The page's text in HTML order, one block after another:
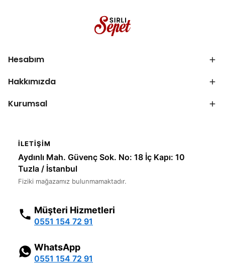
Hesabım
Hakkımızda
Kurumsal
İLETIŞIM
Aydınlı Mah. Güvenç Sok. No: 18 İç Kapı: 10
Tuzla / İstanbul
Fiziki mağazamız bulunmamaktadır.
Müşteri Hizmetleri
0551 154 72 91
WhatsApp
0551 154 72 91